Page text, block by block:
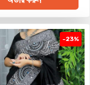
-23%